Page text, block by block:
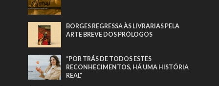
BORGES REGRESSA ÀS LIVRARIAS PELA
ARTE BREVE DOS PRÓLOGOS
“POR TRÁS DE TODOS ESTES
RECONHECIMENTOS, HÁ UMA HISTÓRIA
REAL”